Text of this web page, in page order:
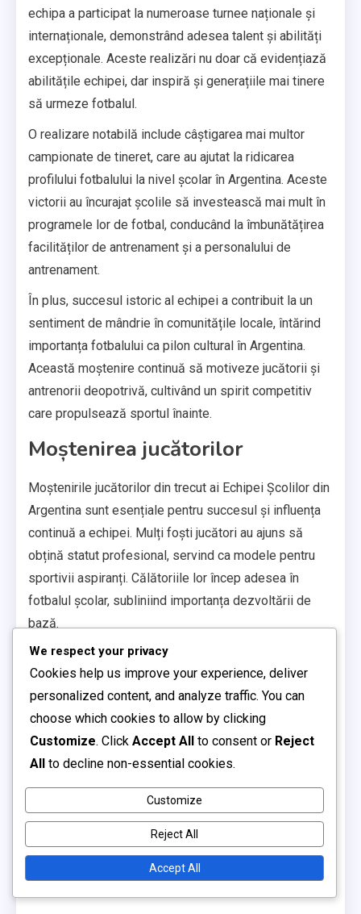
echipa a participat la numeroase turnee naționale și
internaționale, demonstrând adesea talent și abilități
excepționale. Aceste realizări nu doar că evidențiază
abilitățile echipei, dar inspiră și generațiile mai tinere
să urmeze fotbalul.
O realizare notabilă include câștigarea mai multor
campionate de tineret, care au ajutat la ridicarea
profilului fotbalului la nivel școlar în Argentina. Aceste
victorii au încurajat școlile să investească mai mult în
programele lor de fotbal, conducând la îmbunătățirea
facilităților de antrenament și a personalului de
antrenament.
În plus, succesul istoric al echipei a contribuit la un
sentiment de mândrie în comunitățile locale, întărind
importanța fotbalului ca pilon cultural în Argentina.
Această moștenire continuă să motiveze jucătorii și
antrenorii deopotrivă, cultivând un spirit competitiv
care propulsează sportul înainte.
Moștenirea jucătorilor
Moștenirile jucătorilor din trecut ai Echipei Școlilor din
Argentina sunt esențiale pentru succesul și influența
continuă a echipei. Mulți foști jucători au ajuns să
obțină statut profesional, servind ca modele pentru
sportivii aspiranți. Călătoriile lor încep adesea în
fotbalul școlar, subliniind importanța dezvoltării de
bază.
Acesti jucători revin frecvent la rădăcinile lor,
implicându-se în programe de mentorat și outreach
comunitar. Prin împărtășirea experiențelor lor, ei
inspiră tinerii sportivi să își urmeze visurile, insuflând
valori precum dedicarea, munca în echipă și
sportivitatea.
În plus, impactul acestor moșteniri
extinde dincolo de poveștile individuale. Ele
contribuie la o identitate colectivă care întărește
legătura dintre școli și cluburile locale de fotbal,
We respect your privacy
Cookies help us improve your experience, deliver
personalized content, and analyze traffic. You can
choose which cookies to allow by clicking
Customize. Click Accept All to consent or Reject
All to decline non-essential cookies.
Customize
Reject All
Accept All